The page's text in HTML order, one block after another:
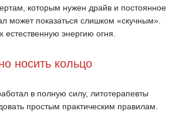
которым нужен драйв и постоянное
может показаться слишком «скучным».
естественную энергию огня.
носить кольцо
в полную силу, литотерапевты
простым практическим правилам.